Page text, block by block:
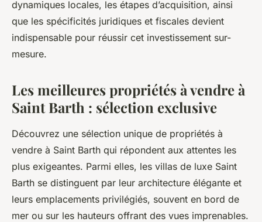
dynamiques locales, les étapes d’acquisition, ainsi
que les spécificités juridiques et fiscales devient
indispensable pour réussir cet investissement sur-
mesure.
Les meilleures propriétés à vendre à
Saint Barth : sélection exclusive
Découvrez une sélection unique de propriétés à
vendre à Saint Barth qui répondent aux attentes les
plus exigeantes. Parmi elles, les villas de luxe Saint
Barth se distinguent par leur architecture élégante et
leurs emplacements privilégiés, souvent en bord de
mer ou sur les hauteurs offrant des vues imprenables.